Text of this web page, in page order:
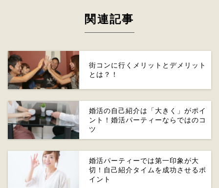
関連記事
街コンに行くメリットとデメリット
とは？！
婚活の自己紹介は「大きく」がポイ
ント！婚活パーティーならではのコ
ツ
婚活パーティーでは第一印象が大
切！自己紹介タイムを成功させるポ
イント